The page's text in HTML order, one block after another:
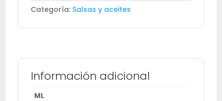
cantidad
Categoría: Salsas y aceites
Información adicional
ML